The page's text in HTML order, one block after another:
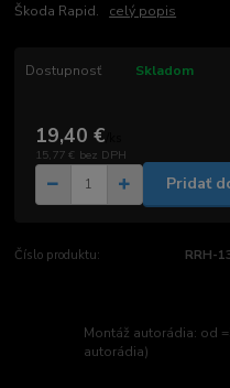
Škoda Rapid. celý popis
Dostupnosť Skladom
19,40 €
15,77 € bez DPH
Pridať
Číslo produktu: RRH-
Montáž autorádia: od
autorádia)